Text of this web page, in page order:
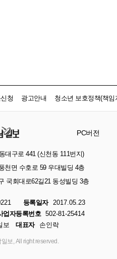
청 광고안내 청소년 보호정책(책임
PC버전
대구로 441 (신천동 111번지)
천면 수호로 59 우대빌딩 4층
국회대로62길21 동성빌딩 3층
등록일자
2017.05.23
업자등록번호
502-81-25414
보 대표자 손인락
보, All right reserved.